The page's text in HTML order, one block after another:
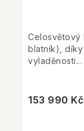
153 990 Kč
Celosvětový
blatník), díky
vyladěnosti...